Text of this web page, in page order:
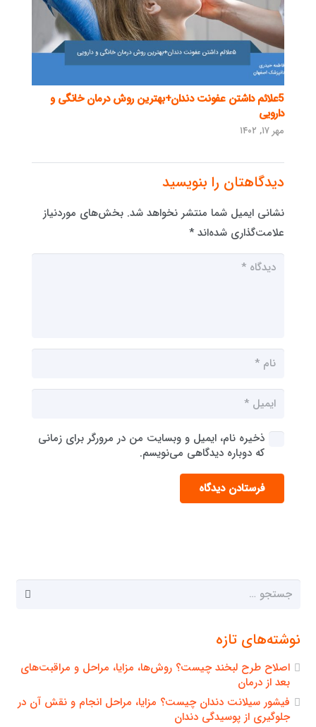
5علائم داشتن عفونت دندان+بهترین روش درمان خانگی و
دارویی
مهر ۱۷, ۱۴۰۲
دیدگاهتان را بنویسید
نشانی ایمیل شما منتشر نخواهد شد. بخش‌های موردنیاز
علامت‌گذاری شده‌اند *
ذخیره نام، ایمیل و وبسایت من در مرورگر برای زمانی
که دوباره دیدگاهی می‌نویسم.
فرستادن دیدگاه
جستجو
نوشته‌های تازه
اصلاح طرح لبخند چیست؟ روش‌ها، مزایا، مراحل و مراقبت‌های
بعد از درمان
فیشور سیلانت دندان چیست؟ مزایا، مراحل انجام و نقش آن در
جلوگیری از پوسیدگی دندان